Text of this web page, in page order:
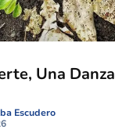
Una Danza
Escudero